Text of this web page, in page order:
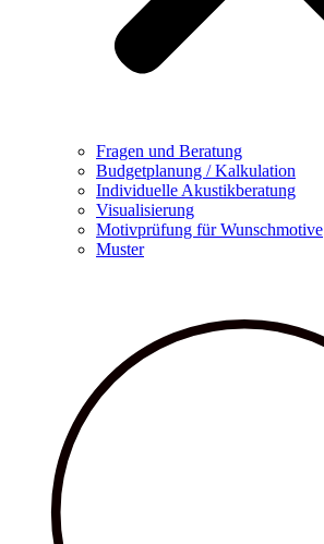
Fragen und Beratung
Budgetplanung / Kalkulation
Individuelle Akustikberatung
Visualisierung
Motivprüfung für Wunschmotive
Muster